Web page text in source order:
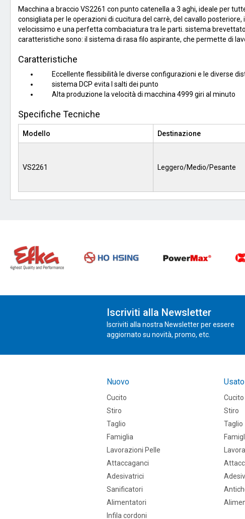
Macchina a braccio VS2261 con punto catenella a 3 aghi, ideale per
consigliata per le operazioni di cucitura del carrè, del cavallo
velocissimo e una perfetta combaciatura tra le parti. sistema
caratteristiche sono: il sistema di rasa filo aspirante, che permette di
Caratteristiche
Eccellente flessibilità le diverse configurazioni e le diverse
sistema DCP evita I salti dei punto
Alta produzione la velocità di macchina 4999 giri al minuto
Specifiche Tecniche
Modello Destinazione
VS2261 Leggero/Medio/Pesante
Iscriviti alla Newsletter
Iscriviti alla nostra Newsletter per essere
aggiornato su novità, promo, etc.
Nuovo
Cucito
Stiro
Taglio
Famiglia
Lavorazioni Pelle
Attaccaganci
Adesivatrici
Sanificatori
Alimentatori
Infila cordoni
Usato
Cucito
Stiro
Taglio